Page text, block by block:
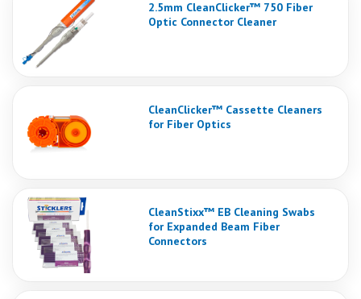
2.5mm CleanClicker™ 750 Fiber
Optic Connector Cleaner
CleanClicker™ Cassette Cleaners
for Fiber Optics
CleanStixx™ EB Cleaning Swabs
for Expanded Beam Fiber
Connectors